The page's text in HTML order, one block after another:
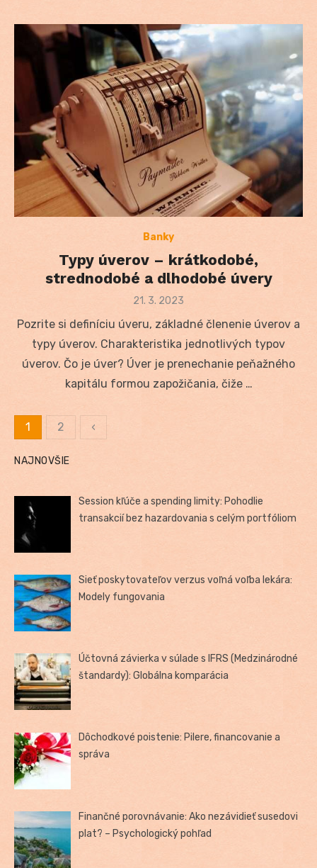
Banky
Typy úverov – krátkodobé,
strednodobé a dlhodobé úvery
Posted
21. 3. 2023
Pozrite si definíciu úveru, základné členenie úverov a
typy úverov. Charakteristika jednotlivých typov
úverov. Čo je úver? Úver je prenechanie peňažného
kapitálu formou zapožičania, čiže …
Stránkovanie
príspevkov
1 2 ‹
NAJNOVŠIE
Session kľúče a spending limity: Pohodlie
transakcií bez hazardovania s celým portfóliom
Sieť poskytovateľov verzus voľná voľba lekára:
Modely fungovania
Účtovná závierka v súlade s IFRS (Medzinárodné
štandardy): Globálna komparácia
Dôchodkové poistenie: Pilere, financovanie a
správa
Finančné porovnávanie: Ako nezávidieť susedovi
plat? – Psychologický pohľad